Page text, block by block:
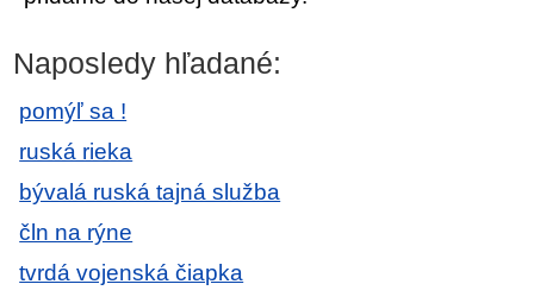
Naposledy hľadané:
pomýľ sa !
ruská rieka
bývalá ruská tajná služba
čln na rýne
tvrdá vojenská čiapka